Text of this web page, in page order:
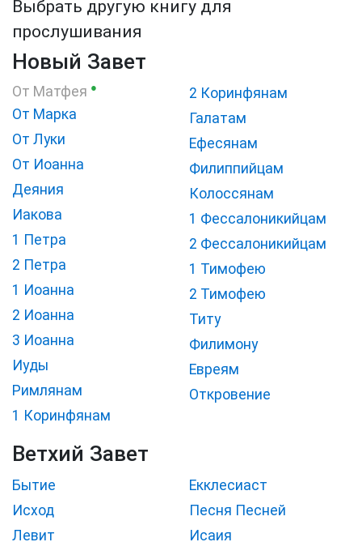
Выбрать другую книгу для
прослушивания
Новый Завет
От Матфея ●
От Марка
От Луки
От Иоанна
Деяния
Иакова
1 Петра
2 Петра
1 Иоанна
2 Иоанна
3 Иоанна
Иуды
Римлянам
1 Коринфянам
2 Коринфянам
Галатам
Ефесянам
Филиппийцам
Колоссянам
1 Фессалоникийцам
2 Фессалоникийцам
1 Тимофею
2 Тимофею
Титу
Филимону
Евреям
Откровение
Ветхий Завет
Бытие
Исход
Левит
Екклесиаст
Песня Песней
Исаия